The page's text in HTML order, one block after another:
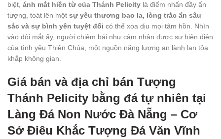
biệt, ánh mắt hiền từ của Thánh Pelicity là điểm nhấn đầy ấn
tượng, toát lên một sự yêu thương bao la, lòng trắc ẩn sâu
sắc và sự bình yên tuyệt đối có thể xoa dịu mọi tâm hồn. Nhìn
vào đôi mắt ấy, người chiêm bái như cảm nhận được sự hiện diện
của tình yêu Thiên Chúa, một nguồn năng lượng an lành lan tỏa
khắp không gian.
Giá bán và địa chỉ bán Tượng
Thánh Pelicity bằng đá tự nhiên tại
Làng Đá Non Nước Đà Nẵng – Cơ
Sở Điêu Khắc Tượng Đá Văn Vĩnh